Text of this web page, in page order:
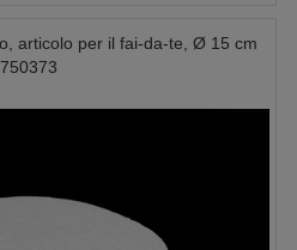
articolo per il fai-da-te, Ø 15 cm
750373